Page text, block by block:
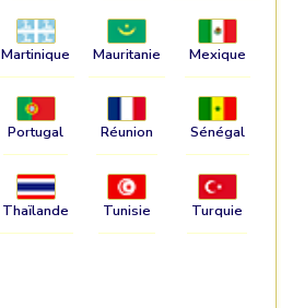
Martinique Mauritanie Mexique
Portugal Réunion Sénégal
Thaïlande Tunisie Turquie